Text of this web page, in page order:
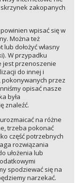
zakopanych
wpisać się w
Można też
dołożyć własny
W przypadku
jest przenoszenie
do innej i
przez
opisać nasze
była
znaleźć.
na różne
trzeba pokonać
część potrzebnych
rozwiązania
ułożenia lub
spodziewać się na
narzekać.